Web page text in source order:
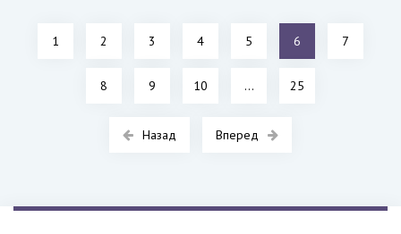
Назад
1 2 3 4 5 6 7
8 9 10 ... 25
Вперед